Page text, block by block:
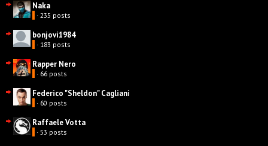
Naka
· 235 posts
bonjovi1984
· 183 posts
Rapper Nero
· 66 posts
Federico "Sheldon" Cagliani
· 60 posts
Raffaele Votta
· 53 posts